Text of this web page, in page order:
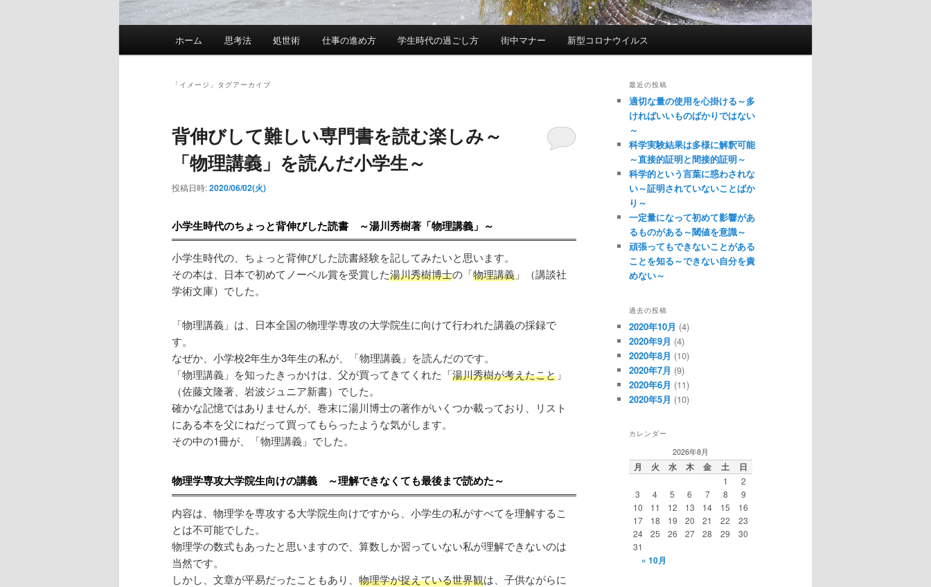
ホーム 思考法 処世術 仕事の進め方 学生時代の過ごし方 街中マナー 新型コロナウイルス
「 イメージ 」タグアーカイブ
背伸びして難しい専門書を読む楽しみ～
「物理講義」を読んだ小学生～
投稿日時:2020/06/02(火)
小学生時代のちょっと背伸びした読書 ～湯川秀樹著「物理講義」～
小学生時代の、ちょっと背伸びした読書経験を記してみたいと思います。
その本は、日本で初めてノーベル賞を受賞した湯川秀樹博士の「物理講義 」（講談社
学術文庫）でした。
「物理講義」は、日本全国の物理学専攻の大学院生に向けて行われた講義の採録で
す。
なぜか、小学校2年生か3年生の私が、「物理講義」を読んだのです。
「物理講義」を知ったきっかけは、父が買ってきてくれた「湯川秀樹が考えたこと 」
（佐藤文隆著、岩波ジュニア新書）でした。
確かな記憶ではありませんが、巻末に湯川博士の著作がいくつか載っており、リスト
にある本を父にねだって買ってもらったような気がします。
その中の1冊が、「物理講義」でした。
物理学専攻大学院生向けの講義 ～理解できなくても最後まで読めた～
内容は、物理学を専攻する大学院生向けですから、小学生の私がすべてを理解するこ
とは不可能でした。
物理学の数式もあったと思いますので、算数しか習っていない私が理解できないのは
当然です。
しかし、文章が平易だったこともあり、 物理学が捉えている世界観は、子供ながらに
最近の投稿
適切な量の使用を心掛ける～多
ければいいものばかりではない
～
科学実験結果は多様に解釈可能
～直接的証明と間接的証明～
科学的という言葉に惑わされな
い～証明されていないことばか
り～
一定量になって初めて影響があ
るものがある～閾値を意識～
頑張ってもできないことがある
ことを知る～できない自分を責
めない～
過去の投稿
2020年10月 (4)
2020年9月 (4)
2020年8月 (10)
2020年7月 (9)
2020年6月 (11)
2020年5月 (10)
カレンダー
2026年8月
月 火 水 木 金 土 日
1
2
3
4 5 6 7 8
9
10
11 12 13 14 15
16
17
18 19 20 21 22
23
24
25 26 27 28 29
30
31
« 10月